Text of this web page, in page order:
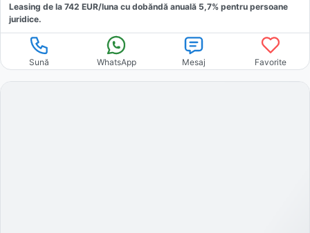
Leasing de la 742 EUR/luna cu dobăndă anuală 5,7% pentru persoane
juridice.
Sună WhatsApp Mesaj Favorite